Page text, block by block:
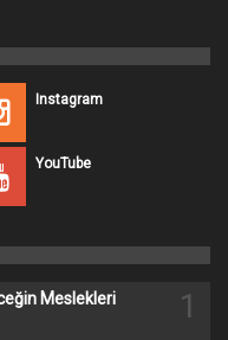
Instagram
YouTube
Meslekleri
1